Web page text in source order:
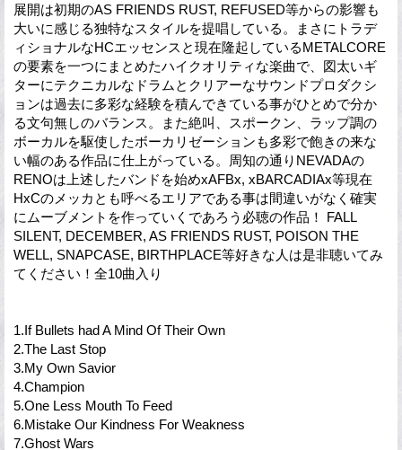
展開は初期のAS FRIENDS RUST, REFUSED等からの影響も
大いに感じる独特なスタイルを提唱している。まさにトラデ
ィショナルなHCエッセンスと現在隆起しているMETALCORE
の要素を一つにまとめたハイクオリティな楽曲で、図太いギ
ターにテクニカルなドラムとクリアーなサウンドプロダクシ
ョンは過去に多彩な経験を積んできている事がひとめで分か
る文句無しのバランス。また絶叫、スポークン、ラップ調の
ボーカルを駆使したボーカリゼーションも多彩で飽きの来な
い幅のある作品に仕上がっている。周知の通りNEVADAの
RENOは上述したバンドを始めxAFBx, xBARCADIAx等現在
HxCのメッカとも呼べるエリアである事は間違いがなく確実
にムーブメントを作っていくであろう必聴の作品！ FALL
SILENT, DECEMBER, AS FRIENDS RUST, POISON THE
WELL, SNAPCASE, BIRTHPLACE等好きな人は是非聴いてみ
てください！全10曲入り
1.If Bullets had A Mind Of Their Own
2.The Last Stop
3.My Own Savior
4.Champion
5.One Less Mouth To Feed
6.Mistake Our Kindness For Weakness
7.Ghost Wars